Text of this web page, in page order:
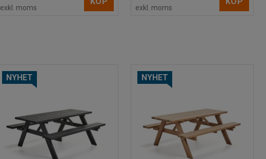
exkl. moms exkl. moms
NYHET NYHET